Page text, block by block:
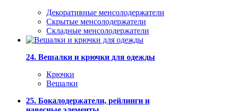
Декоративные менсолодержатели
Скрытые менсолодержатели
Складные менсолодержатели
24. Вешалки и крючки для одежды
Крючки
Вешалки
25. Бокалодержатели, рейлинги и